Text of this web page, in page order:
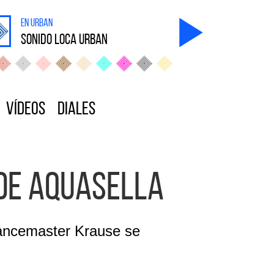
en Urban
sonido Loca Urban
Vídeos Diales
Aquasella
Krause se